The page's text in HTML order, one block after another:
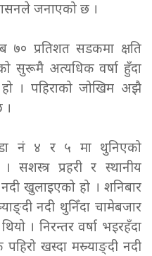
जनाएको छ ।
७० प्रतिशत सडकमा क्षति
सुरूमै अत्यधिक वर्षा हुँदा
। पहिराको जोखिम अझै
।
नं ४ र ५ मा थुनिएको
सशस्त्र प्रहरी र स्थानीय
खुलाइएको हो । शनिबार
नदी थुनिँदा चामेबजार
। निरन्तर वर्षा भइरहँदा
खस्दा मस्र्याङ्दी नदी